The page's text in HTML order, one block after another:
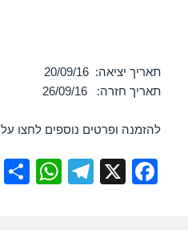
תאריך יציאה: 20/09/16
תאריך חזרה: 26/09/16
להזמנה ופרטים נוספים לחצו על
F
X
T
W